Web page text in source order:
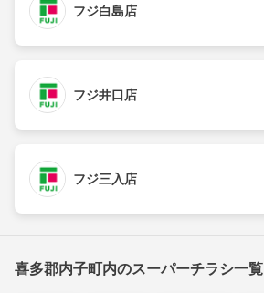
フジ白島店
フジ井口店
フジ三入店
喜多郡内子町内のスーパーチラシ一覧